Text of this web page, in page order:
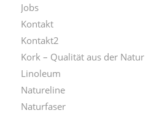
Jobs
Kontakt
Kontakt2
Kork – Qualität aus der Natur
Linoleum
Natureline
Naturfaser